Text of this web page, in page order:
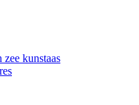
zee kunstaas